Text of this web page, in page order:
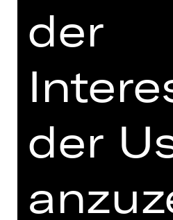
Hinweis auf sensible
betreiben ein
Unternehmen in
einzige Tochter Polly
Mackie Messer
Ganoven. Der ist nur
auf freiem Fuß, weil
der
der